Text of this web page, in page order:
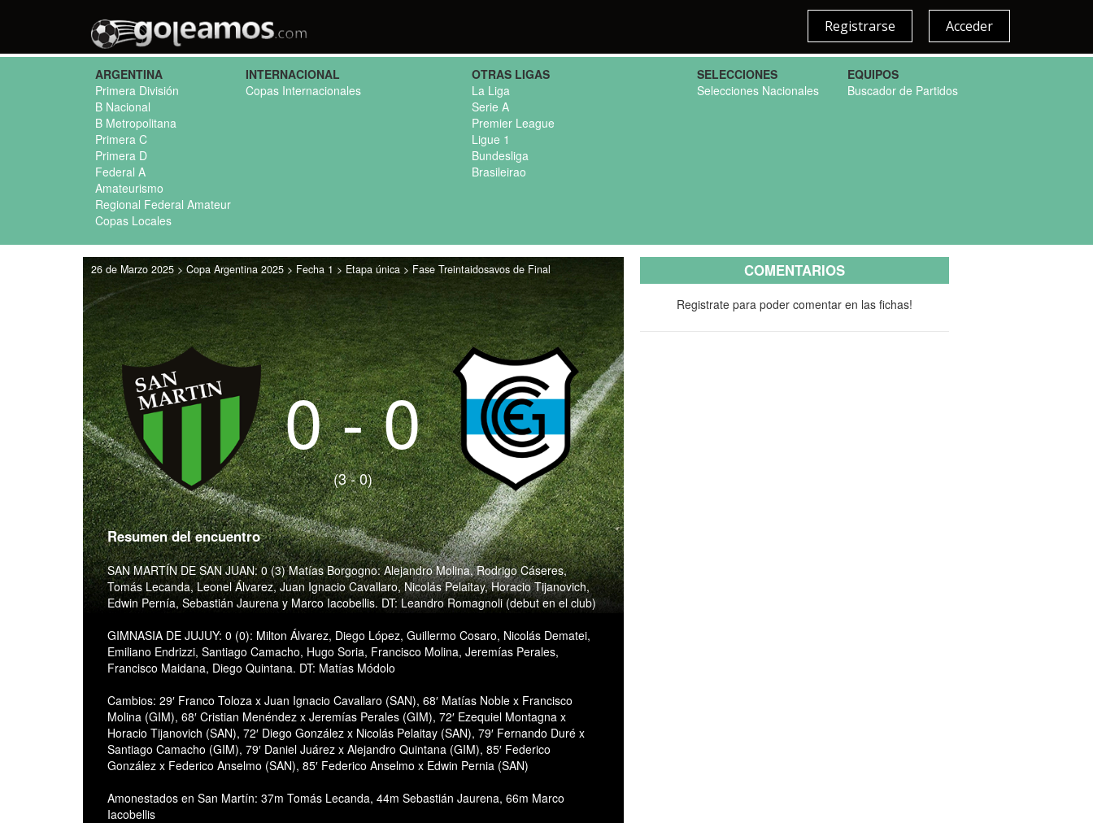
Acceder
Registrarse
ARGENTINA
Primera División
B Nacional
B Metropolitana
Primera C
Primera D
Federal A
Amateurismo
Regional Federal Amateur
Copas Locales
INTERNACIONAL
Copas Internacionales
OTRAS LIGAS
La Liga
Serie A
Premier League
Ligue 1
Bundesliga
Brasileirao
SELECCIONES
Selecciones Nacionales
EQUIPOS
Buscador de Partidos
26 de Marzo 2025 > Copa Argentina 2025 > Fecha 1 > Etapa única > Fase Treintaidosavos de Final
0 - 0
(3 - 0)
Resumen del encuentro
SAN MARTÍN DE SAN JUAN: 0 (3) Matías Borgogno: Alejandro Molina, Rodrigo Cáseres,
Tomás Lecanda, Leonel Álvarez, Juan Ignacio Cavallaro, Nicolás Pelaitay, Horacio Tijanovich,
Edwin Pernía, Sebastián Jaurena y Marco Iacobellis. DT: Leandro Romagnoli (debut en el club)
GIMNASIA DE JUJUY: 0 (0): Milton Álvarez, Diego López, Guillermo Cosaro, Nicolás Dematei,
Emiliano Endrizzi, Santiago Camacho, Hugo Soria, Francisco Molina, Jeremías Perales,
Francisco Maidana, Diego Quintana. DT: Matías Módolo
Cambios: 29′ Franco Toloza x Juan Ignacio Cavallaro (SAN), 68′ Matías Noble x Francisco
Molina (GIM), 68′ Cristian Menéndez x Jeremías Perales (GIM), 72′ Ezequiel Montagna x
Horacio Tijanovich (SAN), 72′ Diego González x Nicolás Pelaitay (SAN), 79′ Fernando Duré x
Santiago Camacho (GIM), 79′ Daniel Juárez x Alejandro Quintana (GIM), 85′ Federico
González x Federico Anselmo (SAN), 85′ Federico Anselmo x Edwin Pernia (SAN)
Amonestados en San Martín: 37m Tomás Lecanda, 44m Sebastián Jaurena, 66m Marco
Iacobellis
COMENTARIOS
Registrate para poder comentar en las fichas!